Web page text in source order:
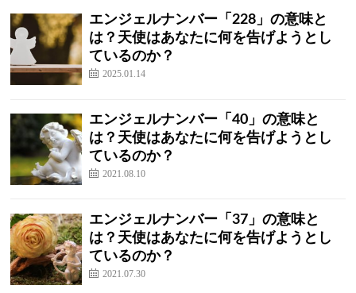
エンジェルナンバー「228」の意味と
は？天使はあなたに何を告げようとし
ているのか？
2025.01.14
エンジェルナンバー「40」の意味と
は？天使はあなたに何を告げようとし
ているのか？
2021.08.10
エンジェルナンバー「37」の意味と
は？天使はあなたに何を告げようとし
ているのか？
2021.07.30